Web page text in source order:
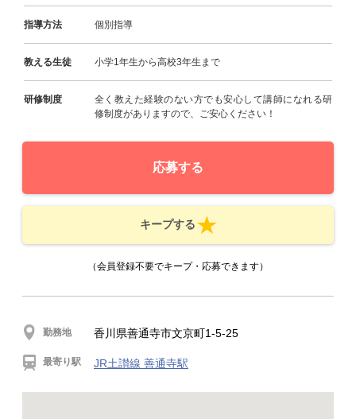
指導方法 個別指導
教える生徒 小学1年生から高校3年生まで
研修制度
全く教えた経験のない方でも安心して講師になれる研
修制度がありますので、ご安心ください！
応募する
キープする
（会員登録不要でキープ・応募できます）
勤務地 香川県善通寺市文京町1-5-25
最寄り駅 JR土讃線 善通寺駅